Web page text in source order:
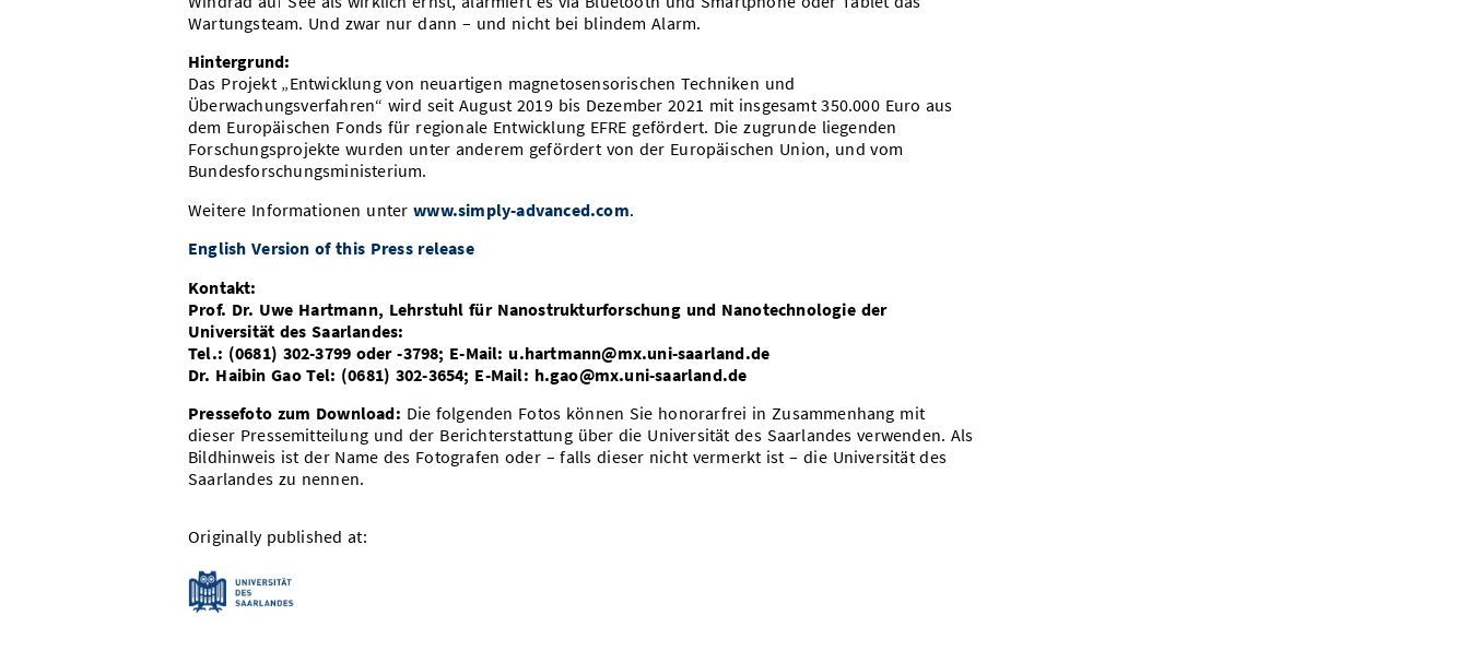
Wartungsteam. Und zwar nur dann – und nicht bei blindem Alarm.
Hintergrund:
Das Projekt „Entwicklung von neuartigen magnetosensorischen Techniken und
Überwachungsverfahren“ wird seit August 2019 bis Dezember 2021 mit insgesamt 350.000 Euro aus
dem Europäischen Fonds für regionale Entwicklung EFRE gefördert. Die zugrunde liegenden
Forschungsprojekte wurden unter anderem gefördert von der Europäischen Union, und vom
Bundesforschungsministerium.
Weitere Informationen unterwww.simply-advanced.com.
English Version of this Press release
Kontakt:
Prof. Dr. Uwe Hartmann, Lehrstuhl für Nanostrukturforschung und Nanotechnologie der
Universität des Saarlandes:
Tel.: (0681) 302-3799 oder -3798; E-Mail: u.hartmann@mx.uni-saarland.de
Dr. Haibin Gao Tel: (0681) 302-3654; E-Mail: h.gao@mx.uni-saarland.de
Pressefoto zum Download: Die folgenden Fotos können Sie honorarfrei in Zusammenhang mit
dieser Pressemitteilung und der Berichterstattung über die Universität des Saarlandes verwenden. Als
Bildhinweis ist der Name des Fotografen oder – falls dieser nicht vermerkt ist – die Universität des
Saarlandes zu nennen.
Originally published at: